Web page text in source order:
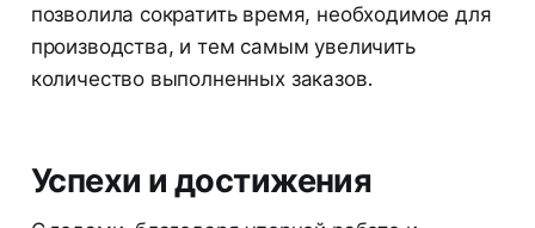
позволила сократить время, необходимое для
производства, и тем самым увеличить
количество выполненных заказов.
Успехи и достижения